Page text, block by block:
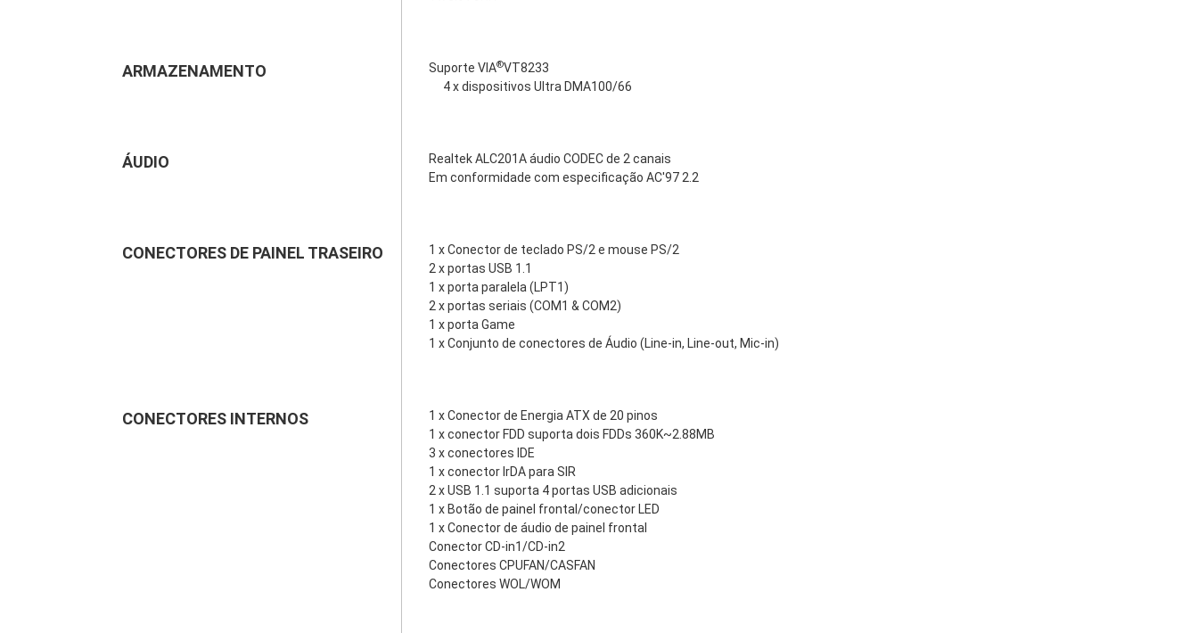
ARMAZENAMENTO Suporte VIA®VT8233
4 x dispositivos Ultra DMA100/66
ÁUDIO
Realtek ALC201A áudio CODEC de 2 canais
Em conformidade com especificação AC'97 2.2
CONECTORES DE PAINEL TRASEIRO
1 x Conector de teclado PS/2 e mouse PS/2
2 x portas USB 1.1
1 x porta paralela (LPT1)
2 x portas seriais (COM1 & COM2)
1 x porta Game
1 x Conjunto de conectores de Áudio (Line-in, Line-out, Mic-in)
CONECTORES INTERNOS
1 x Conector de Energia ATX de 20 pinos
1 x conector FDD suporta dois FDDs 360K~2.88MB
3 x conectores IDE
1 x conector IrDA para SIR
2 x USB 1.1 suporta 4 portas USB adicionais
1 x Botão de painel frontal/conector LED
1 x Conector de áudio de painel frontal
Conector CD-in1/CD-in2
Conectores CPUFAN/CASFAN
Conectores WOL/WOM